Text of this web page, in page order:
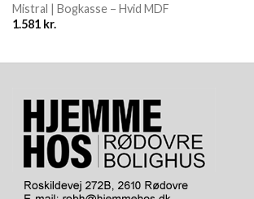
Mistral | Bogkasse – Hvid MDF
1.581 kr.